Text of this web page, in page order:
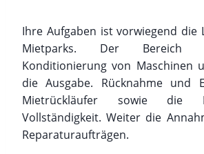
Ihre Aufgaben ist vorwiegend die
Mietparks. Der Bereich
Konditionierung von Maschinen
die Ausgabe. Rücknahme und
Mietrückläufer sowie die
Vollständigkeit. Weiter die
Reparaturaufträgen.